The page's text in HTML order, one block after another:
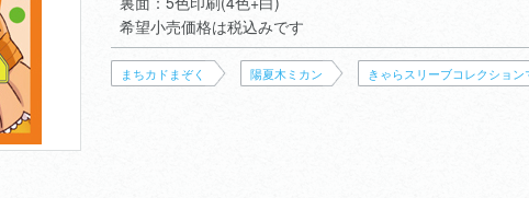
希望小売価格は税込みです
まちカドまぞく 陽夏木ミカン きゃらスリーブコレクショ